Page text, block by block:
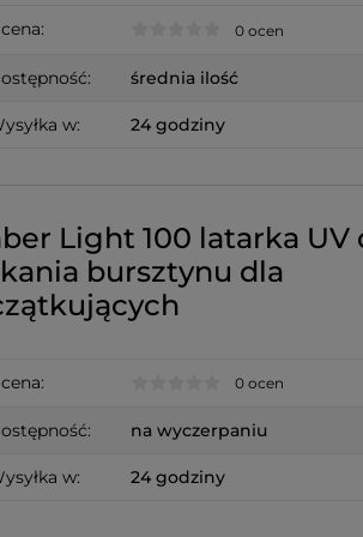
0 ocen
średnia ilość
w: 24 godziny
Light 100 latarka UV
bursztynu dla
0 ocen
na wyczerpaniu
w: 24 godziny